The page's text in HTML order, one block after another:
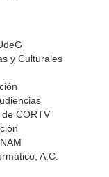
y Culturales
CORTV
A.C.